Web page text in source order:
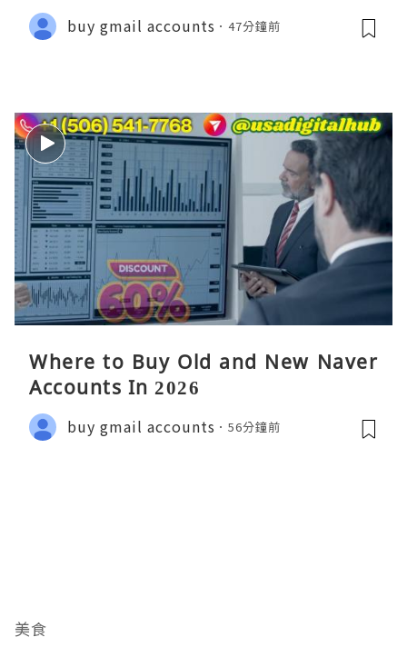
buy gmail accounts 47分鐘前
Where to Buy Old and New Naver
Accounts In 2026
buy gmail accounts 56分鐘前
美食